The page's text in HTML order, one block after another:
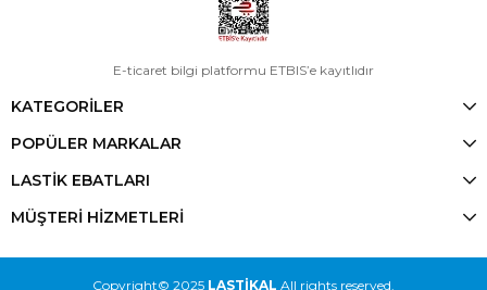
E-ticaret bilgi platformu ETBIS’e kayıtlıdır
KATEGORİLER
POPÜLER MARKALAR
LASTİK EBATLARI
MÜŞTERİ HİZMETLERİ
Copyright© 2025 LASTİKAL All rights reserved.